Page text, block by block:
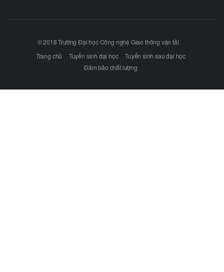
© 2018 Trường Đại học Công nghệ Giao thông vận tải.
Trang chủ
Tuyển sinh đại học
Tuyển sinh sau đại học
Đảm bảo chất lượng